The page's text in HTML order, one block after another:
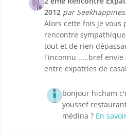
2012 par
Alors cette fois je vous
rencontre
tout et de rien
l'inconnu .....bref
entre expatries de
bonjour hicham
youssef
médina ? En